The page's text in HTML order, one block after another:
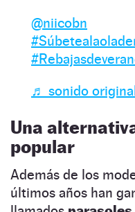
@niicobn
♬ sonido
Una
popular
Además de los
últimos años han